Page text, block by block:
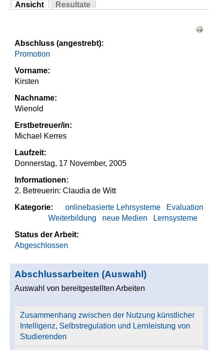
Sie sind hier
Ansicht
(aktiver Reiter)
Resultate
Abschluss (angestrebt):
Promotion
Vorname:
Kirsten
Nachname:
Wienold
Erstbetreuer/in:
Michael Kerres
Laufzeit:
Donnerstag, 17 November, 2005
Informationen:
2. Betreuerin: Claudia de Witt
Kategorie:
Evaluation
onlinebasierte Lehrsysteme
Lernsysteme
neue Medien
Weiterbildung
Status der Arbeit:
Abgeschlossen
Abschlussarbeiten (Auswahl)
Auswahl von bereitgestellten Arbeiten
Zusammenhang zwischen der Nutzung künstlicher
Intelligenz, Selbstregulation und Lernleistung von
Studierenden